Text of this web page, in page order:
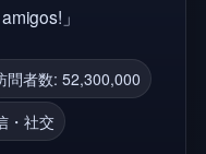
」
問者数: 52,300,000
・社交